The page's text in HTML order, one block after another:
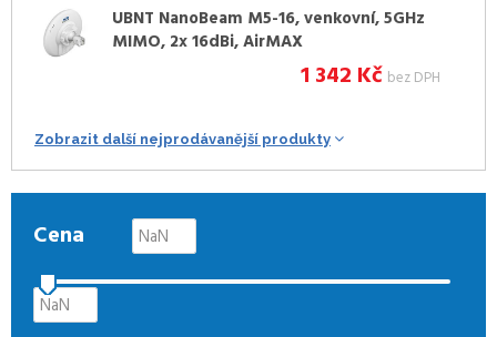
UBNT NanoBeam M5-16, venkovní, 5GHz
MIMO, 2x 16dBi, AirMAX
1 342 Kč bez DPH
Zobrazit další nejprodávanější produkty
Cena